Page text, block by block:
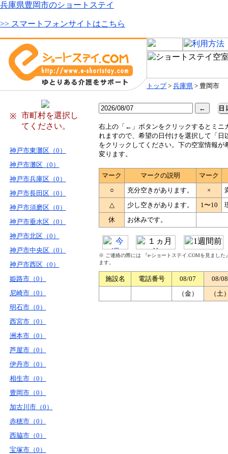
兵庫県豊岡市のショートステイ
>> スマートフォンサイトはこちら
トップ> 兵庫県 > 豊岡市
※
市町村を選択し
てください。
神戸市東灘区（0）
神戸市灘区（0）
神戸市兵庫区（0）
神戸市長田区（0）
神戸市須磨区（0）
神戸市垂水区（0）
神戸市北区（0）
神戸市中央区（0）
神戸市西区（0）
姫路市（0）
尼崎市（0）
明石市（0）
西宮市（0）
洲本市（0）
芦屋市（0）
伊丹市（0）
相生市（0）
豊岡市（0）
加古川市（0）
赤穂市（0）
西脇市（0）
宝塚市（0）
右上の「←」ボタンをクリックするとミニ
れますので、希望の日付けを選択して「日
をクリックしてください。下の空室情報が
変ります。
マーク マークの説明
マーク
○
充分空きがあります。 ×
△
少し空きがあります。 1〜10
休
お休みです。
※ ご連絡の際には 『e-ショートステイ.COMを見まし
ます。
施設名 電話番号 08/07
08/08
（金）
（土